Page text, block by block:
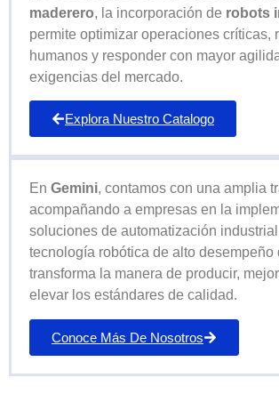
maderero, la incorporación de robots
permite optimizar operaciones críticas,
humanos y responder con mayor
exigencias del mercado.
Explora Nuestro Catalogo
En Gemini, contamos con una amplia
acompañando a empresas en la
soluciones de automatización
tecnología robótica de alto desempeño
transforma la manera de producir,
elevar los estándares de calidad.
Conoce Más De Nosotros